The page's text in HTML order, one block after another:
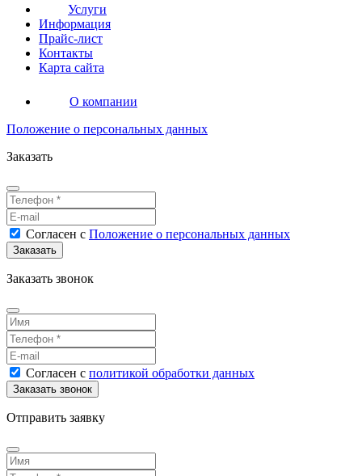
Услуги
Информация
Прайс-лист
Контакты
Карта сайта
О компании
Положение о персональных данных
Заказать
Согласен с Положение о персональных данных
Заказать звонок
Согласен с политикой обработки данных
Отправить заявку